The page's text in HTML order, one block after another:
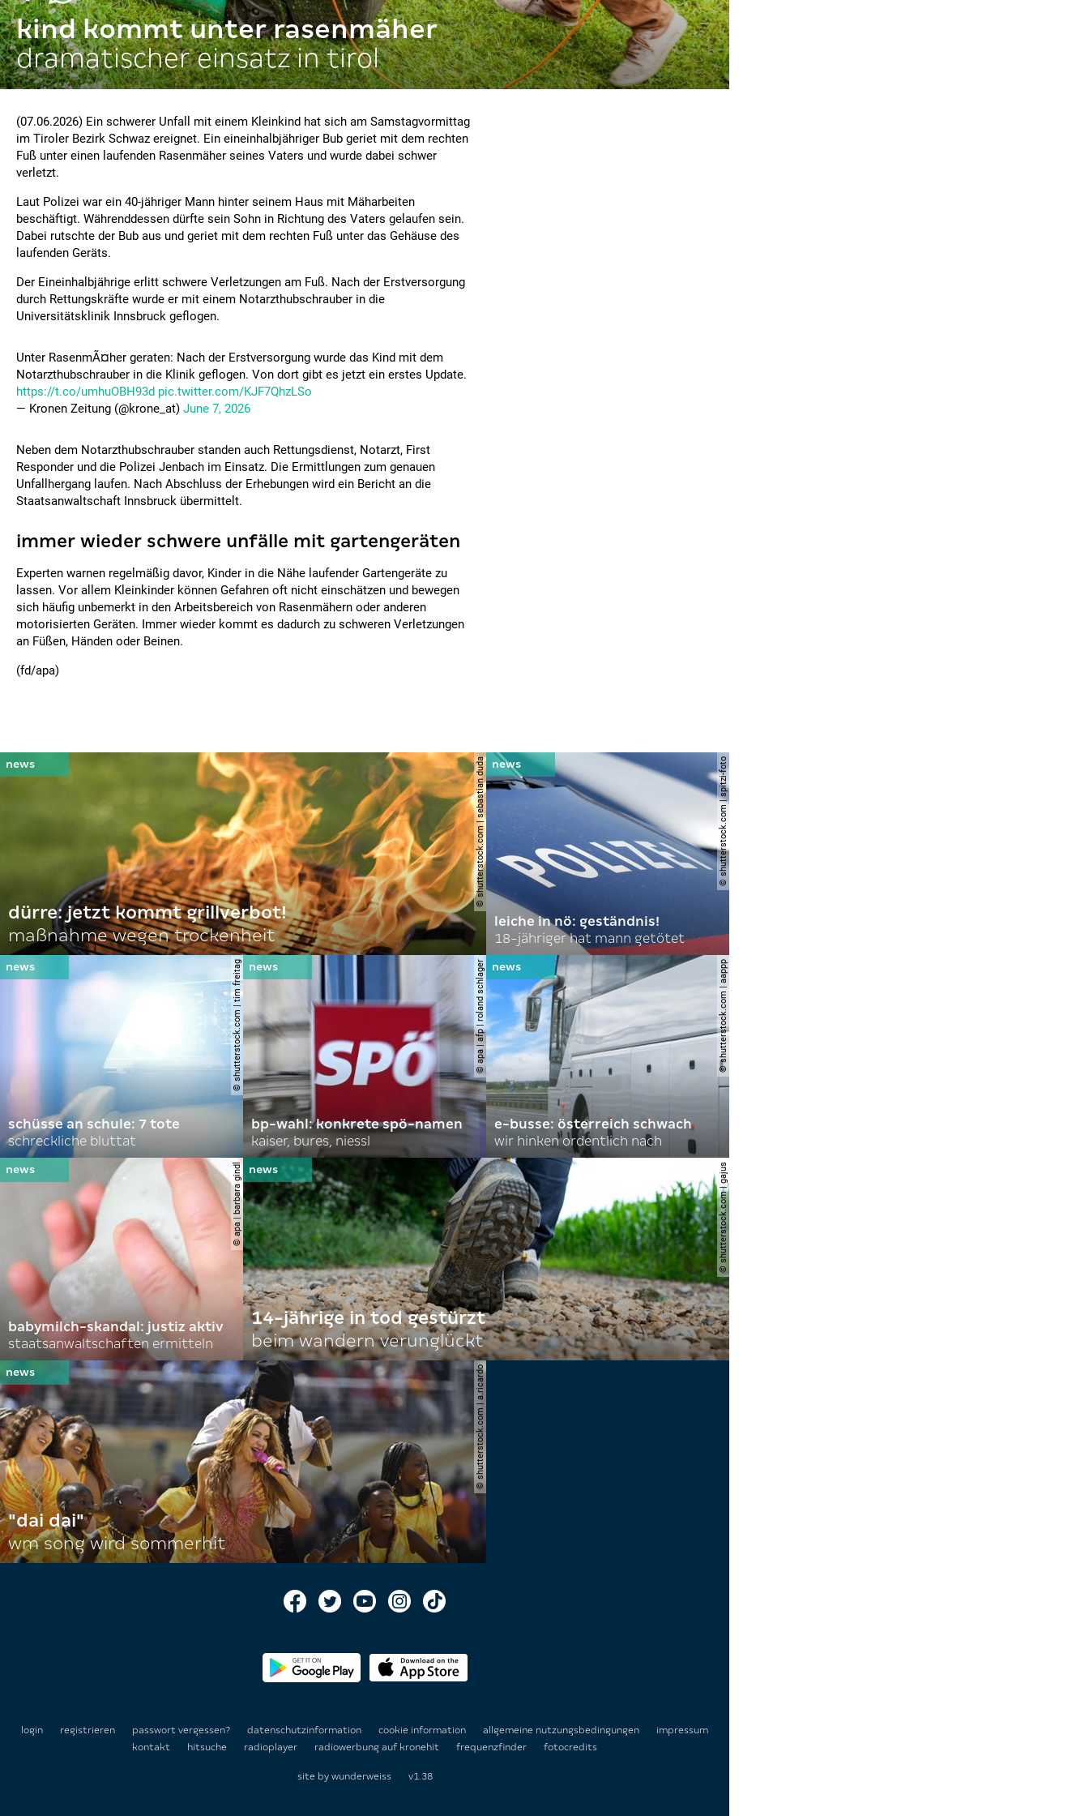
kind kommt unter rasenmäher
dramatischer einsatz in tirol
(07.06.2026) Ein schwerer Unfall mit einem Kleinkind hat sich am Samstagvormittag
im Tiroler Bezirk Schwaz ereignet. Ein eineinhalbjähriger Bub geriet mit dem rechten
Fuß unter einen laufenden Rasenmäher seines Vaters und wurde dabei schwer
verletzt.
Laut Polizei war ein 40-jähriger Mann hinter seinem Haus mit Mäharbeiten
beschäftigt. Währenddessen dürfte sein Sohn in Richtung des Vaters gelaufen sein.
Dabei rutschte der Bub aus und geriet mit dem rechten Fuß unter das Gehäuse des
laufenden Geräts.
Der Eineinhalbjährige erlitt schwere Verletzungen am Fuß. Nach der Erstversorgung
durch Rettungskräfte wurde er mit einem Notarzthubschrauber in die
Universitätsklinik Innsbruck geflogen.
Unter RasenmÃ¤her geraten: Nach der Erstversorgung wurde das Kind mit dem
Notarzthubschrauber in die Klinik geflogen. Von dort gibt es jetzt ein erstes Update.
https://t.co/umhuOBH93d pic.twitter.com/KJF7QhzLSo
— Kronen Zeitung (@krone_at) June 7, 2026
Neben dem Notarzthubschrauber standen auch Rettungsdienst, Notarzt, First
Responder und die Polizei Jenbach im Einsatz. Die Ermittlungen zum genauen
Unfallhergang laufen. Nach Abschluss der Erhebungen wird ein Bericht an die
Staatsanwaltschaft Innsbruck übermittelt.
immer wieder schwere unfälle mit gartengeräten
Experten warnen regelmäßig davor, Kinder in die Nähe laufender Gartengeräte zu
lassen. Vor allem Kleinkinder können Gefahren oft nicht einschätzen und bewegen
sich häufig unbemerkt in den Arbeitsbereich von Rasenmähern oder anderen
motorisierten Geräten. Immer wieder kommt es dadurch zu schweren Verletzungen
an Füßen, Händen oder Beinen.
(fd/apa)
© shutterstock.com | sebastian duda
dürre: jetzt kommt grillverbot!
maßnahme wegen trockenheit
© shutterstock.com | spitzi-foto
leiche in nö: geständnis!
18-jähriger hat mann getötet
© shutterstock.com | tim freitag
schüsse an schule: 7 tote
schreckliche bluttat
© apa | afp | roland schlager
bp-wahl: konkrete spö-namen
kaiser, bures, niessl
© shutterstock.com | aappp
e-busse: österreich schwach
wir hinken ordentlich nach
© apa | barbara gindl
babymilch-skandal: justiz aktiv
staatsanwaltschaften ermitteln
© shutterstock.com | gajus
14-jährige in tod gestürzt
beim wandern verunglückt
© shutterstock.com | a.ricardo
"dai dai"
wm song wird sommerhit
login registrieren passwort vergessen? datenschutzinformation cookie information allgemeine nutzungsbedingungen
impressum
kontakt
hitsuche radioplayer radiowerbung auf kronehit frequenzfinder fotocredits
site by wunderweiss v1.38